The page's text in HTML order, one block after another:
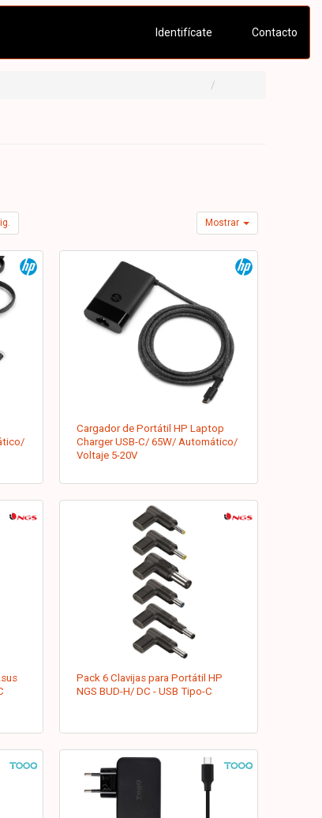
Identifícate Contacto
Mostrar
Cargador de Portátil HP Laptop
Charger USB-C/ 65W/ Automático/
Voltaje 5-20V
Pack 6 Clavijas para Portátil HP
NGS BUD-H/ DC - USB Tipo-C